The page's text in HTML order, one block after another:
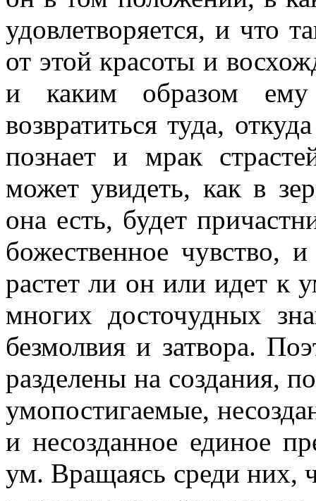
удовлетворяется, и что
от этой красоты и
и каким образом
возвратиться туда,
познает и мрак
может увидеть, как в
она есть, будет
божественное чувство,
растет ли он или идет к
многих досточудных
безмолвия и затвора.
разделены на создания,
умопостигаемые,
и несозданное единое
ум. Вращаясь среди них,